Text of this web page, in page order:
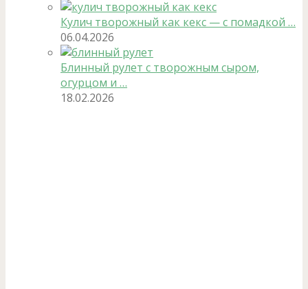
Кулич творожный как кекс — с помадкой …
06.04.2026
Блинный рулет с творожным сыром,
огурцом и …
18.02.2026